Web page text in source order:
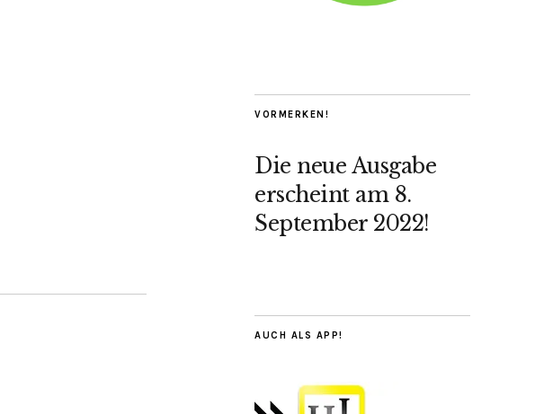
VORMERKEN!
Die neue Ausgabe
erscheint am 8.
September 2022!
AUCH ALS APP!